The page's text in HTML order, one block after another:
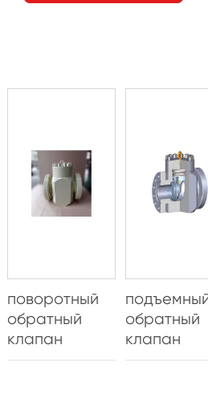
поворотный
обратный
клапан
обратный
клапан